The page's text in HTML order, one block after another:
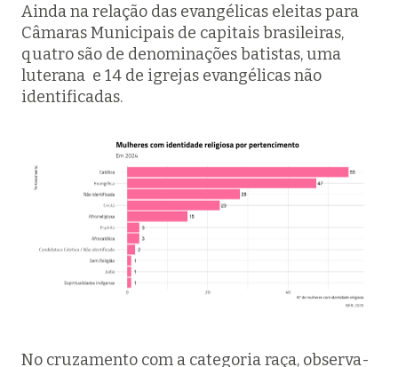
Ainda na relação das evangélicas eleitas para
Câmaras Municipais de capitais brasileiras,
quatro são de denominações batistas, uma
luterana e 14 de igrejas evangélicas não
identificadas.
No cruzamento com a categoria raça, observa-